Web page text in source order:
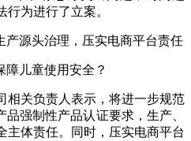
为进行了立案。
源头治理，压实电商平台责任
儿童使用安全？
关负责人表示，将进一步规范
强制性产品认证要求，生产、
主体责任。同时，压实电商平台